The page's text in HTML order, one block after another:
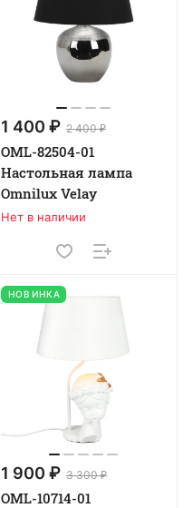
1 400 ₽ 2 400 ₽
OML-82504-01
Настольная лампа
Omnilux Velay
Нет в наличии
НОВИНКА
1 900 ₽ 3 300 ₽
OML-10714-01